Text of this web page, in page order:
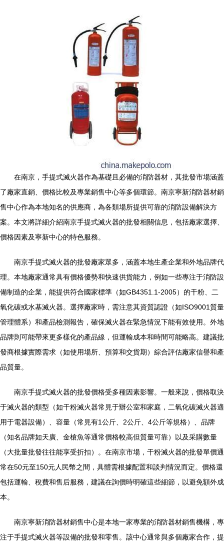
在南京，手提式滅火器作為基礎且必備的消防器材，其批發市場涵蓋
了廠家直銷、價格比較及專業銷售中心等多個環節。南京寧新消防器材銷
售中心作為本地知名的供應商，為各類場所提供可靠的消防設備解決方
案。本文將詳細介紹南京手提式滅火器的批發相關信息，包括廠家選擇、
價格因素及寧新中心的特色服務。
南京手提式滅火器的批發廠家眾多，涵蓋本地生產企業和外地品牌代
理。本地廠家通常具有價格優勢和快速供貨能力，例如一些專注于消防設
備制造的企業，能提供符合國家標準（如GB4351.1-2005）的干粉、二
氧化碳或水基滅火器。選擇廠家時，需注意其資質認證（如ISO9001質量
管理體系）和產品檢測報告，確保滅火器在緊急情況下能有效使用。外地
品牌則可能帶來更多樣化的產品線，但運輸成本和時間可能略高。建議批
發商根據實際需求（如使用場所、預算和交貨期）綜合評估廠家信譽和產
品質量。
南京手提式滅火器的批發價格受多種因素影響。一般來說，價格取決
于滅火器的類型（如干粉滅火器常見于辦公室和家庭，二氧化碳滅火器適
用于電器設備）、容量（常見有1公斤、2公斤、4公斤等規格）、品牌
（知名品牌如天廣、金槍魚等通常價格較高但質量可靠）以及采購數量
（大批量批發往往能享受折扣）。在南京市場，干粉滅火器的批發單價通
常在50元至150元人民幣之間，具體需根據配置和談判情況而定。價格還
包括運輸、稅費和售后服務，建議在詢價時明確這些細節，以避免額外成
本。
南京寧新消防器材銷售中心是本地一家專業的消防器材銷售機構，專
注于手提式滅火器等設備的批發和零售。該中心通常與多個廠家合作，提